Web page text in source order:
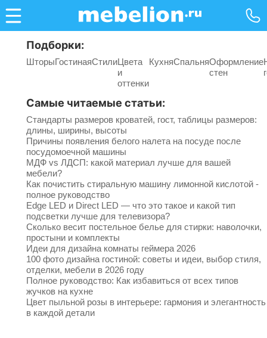
Подборки:
ШторыГостинаяСтилиЦвета
и
оттенки
КухняСпальняОформление
стен
Самые читаемые статьи:
Стандарты размеров кроватей, гост, таблицы размеров:
длины, ширины, высоты
Причины появления белого налета на посуде после
посудомоечной машины
МДФ vs ЛДСП: какой материал лучше для вашей
мебели?
Как почистить стиральную машину лимонной кислотой -
полное руководство
Edge LED и Direct LED — что это такое и какой тип
подсветки лучше для телевизора?
Сколько весит постельное белье для стирки: наволочки,
простыни и комплекты
Идеи для дизайна комнаты геймера 2026
100 фото дизайна гостиной: советы и идеи, выбор стиля,
отделки, мебели в 2026 году
Полное руководство: Как избавиться от всех типов
жучков на кухне
Цвет пыльной розы в интерьере: гармония и элегантность
в каждой детали